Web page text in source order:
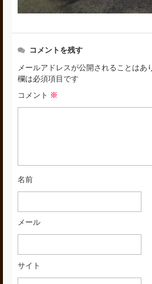
コメントを残す
メールアドレスが公開されることはあ
欄は必須項目です
コメント ※
名前
メール
サイト